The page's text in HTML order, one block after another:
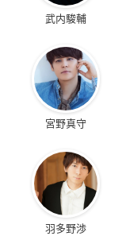
武内駿輔
宮野真守
羽多野渉